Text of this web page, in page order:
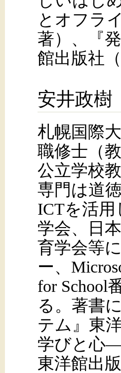
とオフラ
著）、『
館出版社
安井政樹
札幌国際
職修士（教
公立学校
専門は道
ICTを活用
学会、日
育学会等
ー、
for School
る。著書
テム』東
学びと心
東洋館出